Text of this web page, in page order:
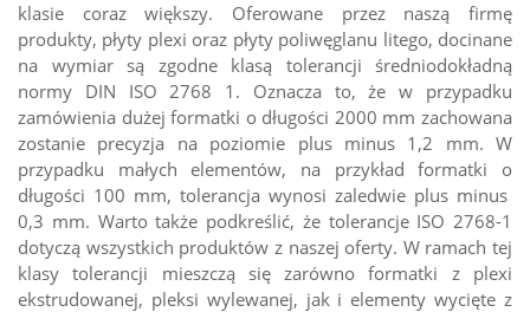
klasie coraz większy. Oferowane przez naszą firmę
produkty, płyty plexi oraz płyty poliwęglanu litego, docinane
na wymiar są zgodne klasą tolerancji średniodokładną
normy DIN ISO 2768 1. Oznacza to, że w przypadku
zamówienia dużej formatki o długości 2000 mm zachowana
zostanie precyzja na poziomie plus minus 1,2 mm. W
przypadku małych elementów, na przykład formatki o
długości 100 mm, tolerancja wynosi zaledwie plus minus
0,3 mm. Warto także podkreślić, że tolerancje ISO 2768-1
dotyczą wszystkich produktów z naszej oferty. W ramach tej
klasy tolerancji mieszczą się zarówno formatki z plexi
ekstrudowanej, pleksi wylewanej, jak i elementy wycięte z